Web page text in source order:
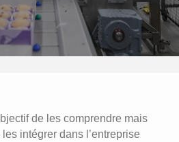
de les comprendre mais
intégrer dans l’entreprise